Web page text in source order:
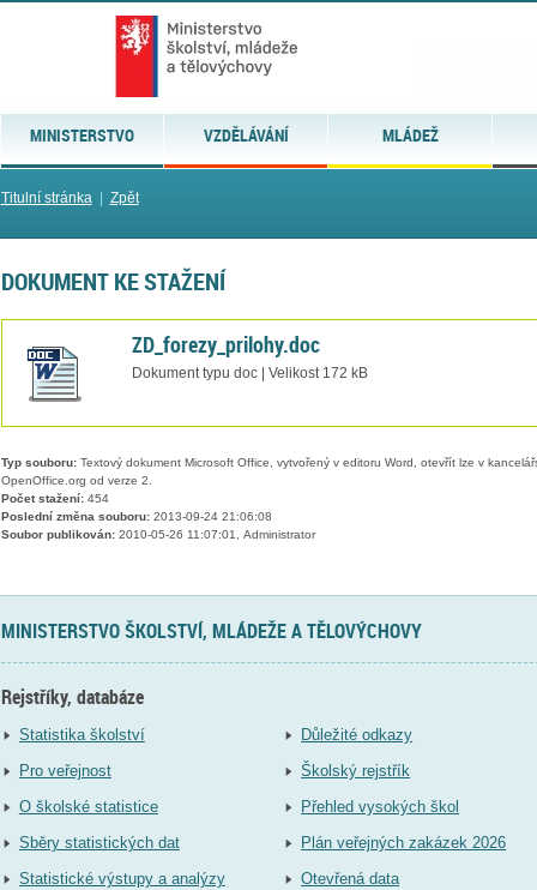
MINISTERSTVO VZDĚLÁVÁNÍ MLÁDEŽ
Titulní stránka| Zpět
DOKUMENT KE STAŽENÍ
ZD_forezy_prilohy.doc
Dokument typu doc | Velikost 172 kB
Typ souboru:Textový dokument Microsoft Office, vytvořený v editoru Word, otevřít lze v
OpenOffice.org od verze 2.
Počet stažení:454
Poslední změna souboru:2013-09-24 21:06:08
Soubor publikován:2010-05-26 11:07:01, Administrator
MINISTERSTVO ŠKOLSTVÍ, MLÁDEŽE A TĚLOVÝCHOVY
Rejstříky, databáze
Statistika školství
Pro veřejnost
O školské statistice
Sběry statistických dat
Statistické výstupy a analýzy
Důležité odkazy
Školský rejstřík
Přehled vysokých škol
Plán veřejných zakázek 2026
Otevřená data